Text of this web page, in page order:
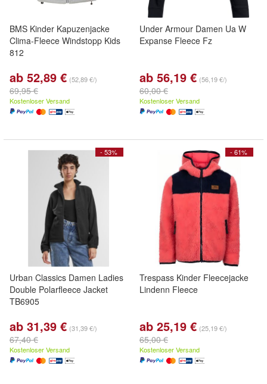
BMS Kinder Kapuzenjacke
Clima-Fleece Windstopp Kids
812
ab 52,89 € (52,89 €/)
69,95 €
Kostenloser Versand
Under Armour Damen Ua W
Expanse Fleece Fz
ab 56,19 € (56,19 €/)
60,00 €
Kostenloser Versand
- 53%
Urban Classics Damen Ladies
Double Polarfleece Jacket
TB6905
ab 31,39 € (31,39 €/)
67,40 €
Kostenloser Versand
- 61%
Trespass Kinder Fleecejacke
Lindenn Fleece
ab 25,19 € (25,19 €/)
65,00 €
Kostenloser Versand